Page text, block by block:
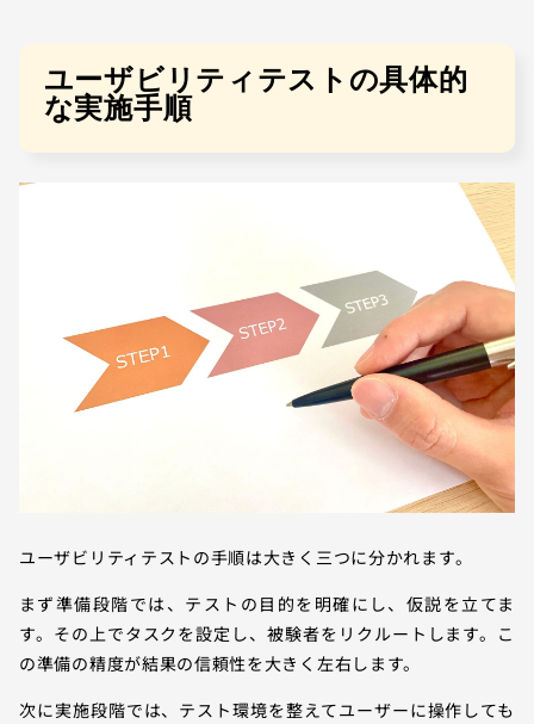
ユーザビリティテストの具体的
な実施手順
ユーザビリティテストの手順は大きく三つに分かれます。
まず準備段階では、テストの目的を明確にし、仮説を立てま
す。その上でタスクを設定し、被験者をリクルートします。こ
の準備の精度が結果の信頼性を大きく左右します。
次に実施段階では、テスト環境を整えてユーザーに操作しても